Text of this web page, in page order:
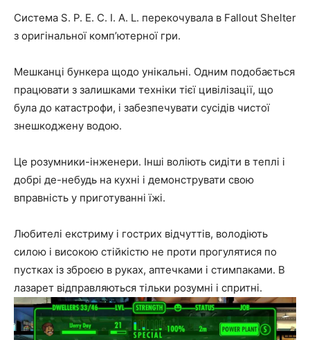
Система S. P. E. C. I. A. L. перекочувала в Fallout Shelter
з оригінальної комп’ютерної гри.
Мешканці бункера щодо унікальні. Одним подобається
працювати з залишками техніки тієї цивілізації, що
була до катастрофи, і забезпечувати сусідів чистої
знешкоджену водою.
Це розумники-інженери. Інші воліють сидіти в теплі і
добрі де-небудь на кухні і демонструвати свою
вправність у приготуванні їжі.
Любителі екстриму і гострих відчуттів, володіють
силою і високою стійкістю не проти прогулятися по
пустках із зброєю в руках, аптечками і стимпаками. В
лазарет відправляються тільки розумні і спритні.